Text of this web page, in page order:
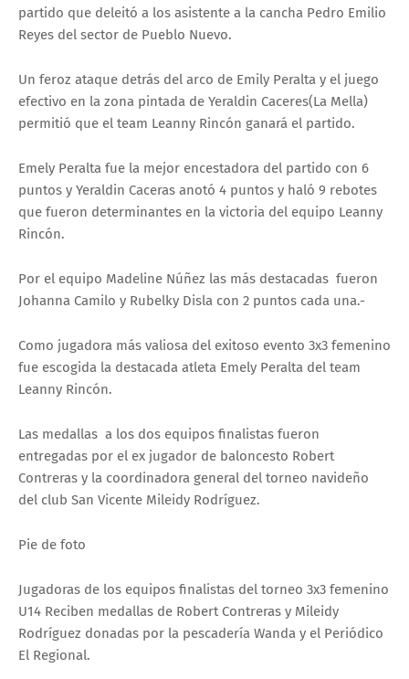
partido que deleitó a los asistente a la cancha Pedro Emilio
Reyes del sector de Pueblo Nuevo.
Un feroz ataque detrás del arco de Emily Peralta y el juego
efectivo en la zona pintada de Yeraldin Caceres(La Mella)
permitió que el team Leanny Rincón ganará el partido.
Emely Peralta fue la mejor encestadora del partido con 6
puntos y Yeraldin Caceras anotó 4 puntos y haló 9 rebotes
que fueron determinantes en la victoria del equipo Leanny
Rincón.
Por el equipo Madeline Núñez las más destacadas fueron
Johanna Camilo y Rubelky Disla con 2 puntos cada una.-
Como jugadora más valiosa del exitoso evento 3x3 femenino
fue escogida la destacada atleta Emely Peralta del team
Leanny Rincón.
Las medallas a los dos equipos finalistas fueron
entregadas por el ex jugador de baloncesto Robert
Contreras y la coordinadora general del torneo navideño
del club San Vicente Mileidy Rodríguez.
Pie de foto
Jugadoras de los equipos finalistas del torneo 3x3 femenino
U14 Reciben medallas de Robert Contreras y Mileidy
Rodríguez donadas por la pescadería Wanda y el Periódico
El Regional.